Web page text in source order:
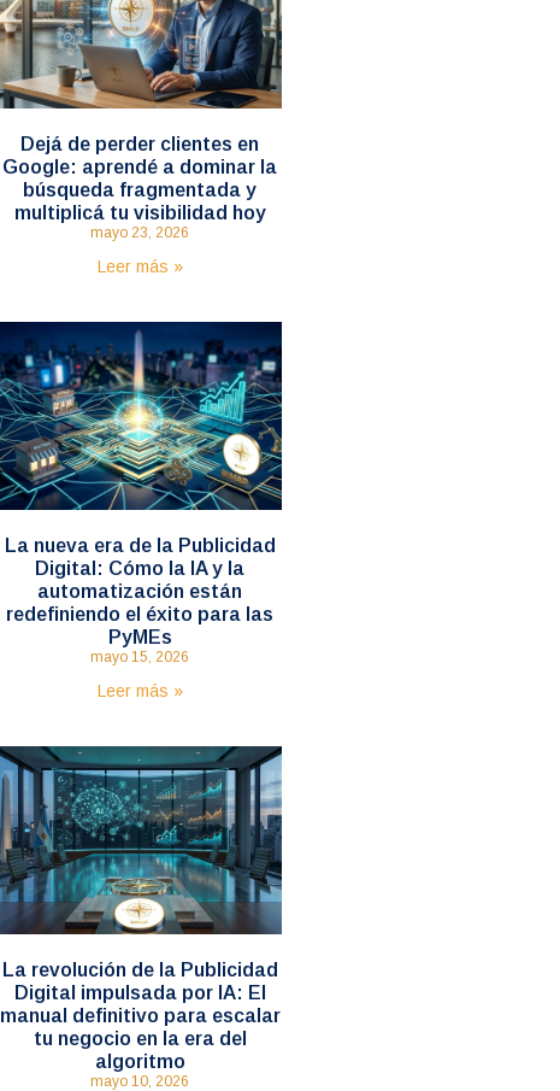
Dejá de perder clientes en
Google: aprendé a dominar la
búsqueda fragmentada y
multiplicá tu visibilidad hoy
mayo 23, 2026
Leer más »
La nueva era de la Publicidad
Digital: Cómo la IA y la
automatización están
redefiniendo el éxito para las
PyMEs
mayo 15, 2026
Leer más »
La revolución de la Publicidad
Digital impulsada por IA: El
manual definitivo para escalar
tu negocio en la era del
algoritmo
mayo 10, 2026